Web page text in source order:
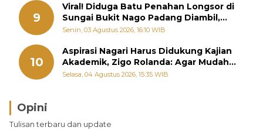
9
Viral! Diduga Batu Penahan Longsor di
Sungai Bukit Nago Padang Diambil,
Warga Khawatir Bencana Terulang
Senin, 03 Agustus 2026, 16:10 WIB
10
Aspirasi Nagari Harus Didukung Kajian
Akademik, Zigo Rolanda: Agar Mudah
Diperjuangkan di Kementerian
Selasa, 04 Agustus 2026, 15:35 WIB
Opini
Tulisan terbaru dan update
Brasil Lebih Diunggulkan, tetapi Jepang Selalu
Punya Cara Membuat Kejutan